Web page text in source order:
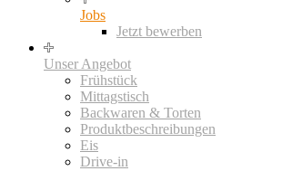
Jobs
Jetzt bewerben
Unser Angebot
Frühstück
Mittagstisch
Backwaren & Torten
Produktbeschreibungen
Eis
Drive-in